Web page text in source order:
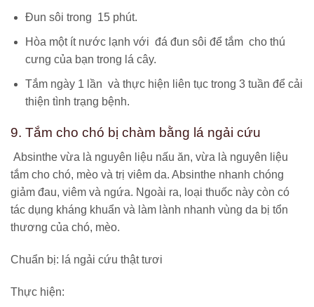
Đun sôi trong 15 phút.
Hòa một ít nước lạnh với đá đun sôi để tắm cho thú
cưng của bạn trong lá cây.
Tắm ngày 1 lần và thực hiện liên tục trong 3 tuần để cải
thiện tình trạng bệnh.
9. Tắm cho chó bị chàm bằng lá ngải cứu
Absinthe vừa là nguyên liệu nấu ăn, vừa là nguyên liệu
tắm cho chó, mèo và trị viêm da. Absinthe nhanh chóng
giảm đau, viêm và ngứa. Ngoài ra, loại thuốc này còn có
tác dụng kháng khuẩn và làm lành nhanh vùng da bị tổn
thương của chó, mèo.
Chuẩn bị: lá ngải cứu thật tươi
Thực hiện: